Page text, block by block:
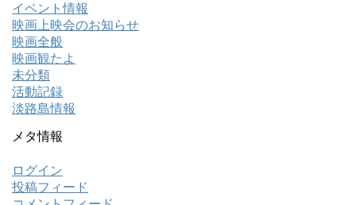
イベント情報
映画上映会のお知らせ
映画全般
映画観たよ
未分類
活動記録
淡路島情報
メタ情報
ログイン
投稿フィード